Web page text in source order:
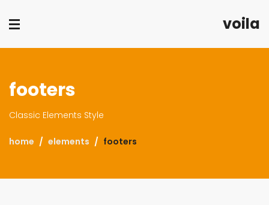
voila
footers
Classic Elements Style
home elements footers